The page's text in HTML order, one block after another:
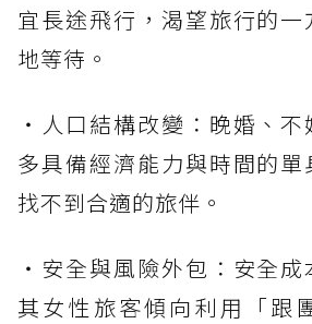
宜長途飛行，渴望旅行的
地等待。
・人口結構改變：晚婚、
多具備經濟能力與時間的
找不到合適的旅伴。
・安全與風險外包：安全
其女性旅客傾向利用「跟